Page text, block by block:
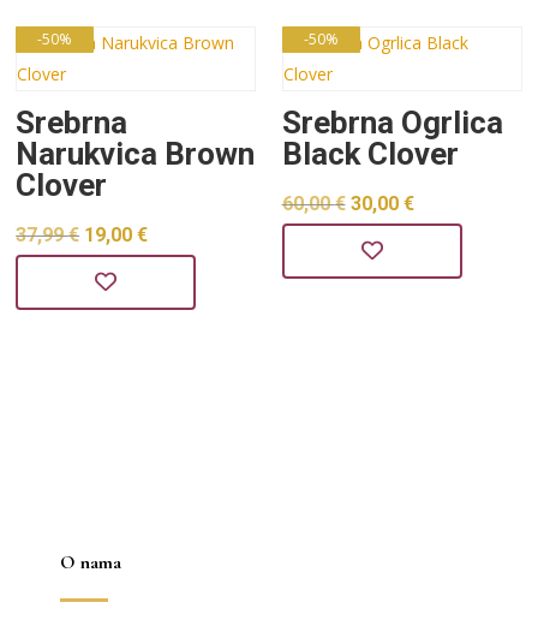
64,00 €.
37,99 €.
-50%
Srebrna
Narukvica Brown
Clover
37,99€ Izvorna
cijena
bila
19,00€
je:
-50%
Srebrna Ogrlica
Black Clover
60,00€ Izvorna
cijena
bila
30,00 €
je:
O nama